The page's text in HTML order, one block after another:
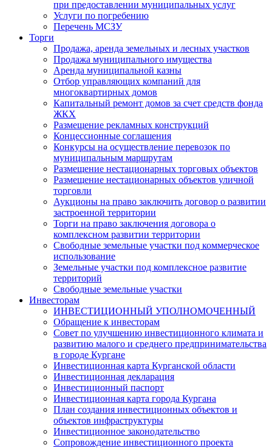
при предоставлении муниципальных услуг
Услуги по погребению
Перечень МСЗУ
Торги
Продажа, аренда земельных и лесных участков
Продажа муниципального имущества
Аренда муниципальной казны
Отбор управляющих компаний для
многоквартирных домов
Капитальный ремонт домов за счет средств фонда
ЖКХ
Размещение рекламных конструкций
Концессионные соглашения
Конкурсы на осуществление перевозок по
муниципальным маршрутам
Размещение нестационарных торговых объектов
Размещение нестационарных объектов уличной
торговли
Аукционы на право заключить договор о развитии
застроенной территории
Торги на право заключения договора о
комплексном развитии территории
Свободные земельные участки под коммерческое
использование
Земельные участки под комплексное развитие
территорий
Свободные земельные участки
Инвесторам
ИНВЕСТИЦИОННЫЙ УПОЛНОМОЧЕННЫЙ
Обращение к инвесторам
Совет по улучшению инвестиционного климата и
развитию малого и среднего предпринимательства
в городе Кургане
Инвестиционная карта Курганской области
Инвестиционная декларация
Инвестиционный паспорт
Инвестиционная карта города Кургана
План создания инвестиционных объектов и
объектов инфраструктуры
Инвестиционное законодательство
Сопровождение инвестиционного проекта